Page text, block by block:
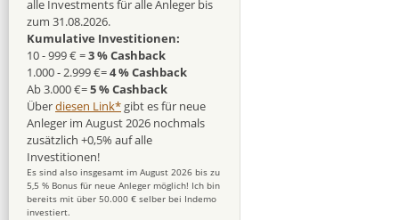
alle Investments für alle Anleger bis
zum 31.08.2026.
Kumulative Investitionen:
10 - 999 € =3 % Cashback
1.000 - 2.999 €=4 % Cashback
Ab 3.000 €=5 % Cashback
Überdiesen Link* gibt es für neue
Anleger im August 2026 nochmals
zusätzlich +0,5% auf alle
Investitionen!
Es sind also insgesamt im August 2026 bis zu
5,5 % Bonus für neue Anleger möglich! Ich bin
bereits mit über 50.000 € selber bei Indemo
investiert.